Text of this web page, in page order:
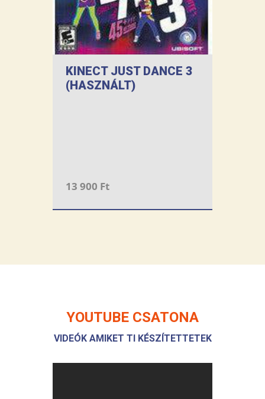
KINECT JUST DANCE 3
(HASZNÁLT)
13 900 Ft
YOUTUBE CSATONA
VIDEÓK AMIKET TI KÉSZÍTETTETEK